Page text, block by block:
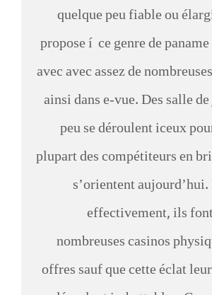
quelque peu fiable ou
propose í ce genre de
avec avec assez de
ainsi dans e-vue. Des salle
peu se déroulent iceux
plupart des compétiteurs en
s’orientent
effectivement, ils
nombreuses casinos
offres sauf que cette éclat